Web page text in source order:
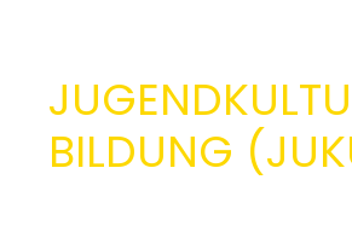
BILDUNG